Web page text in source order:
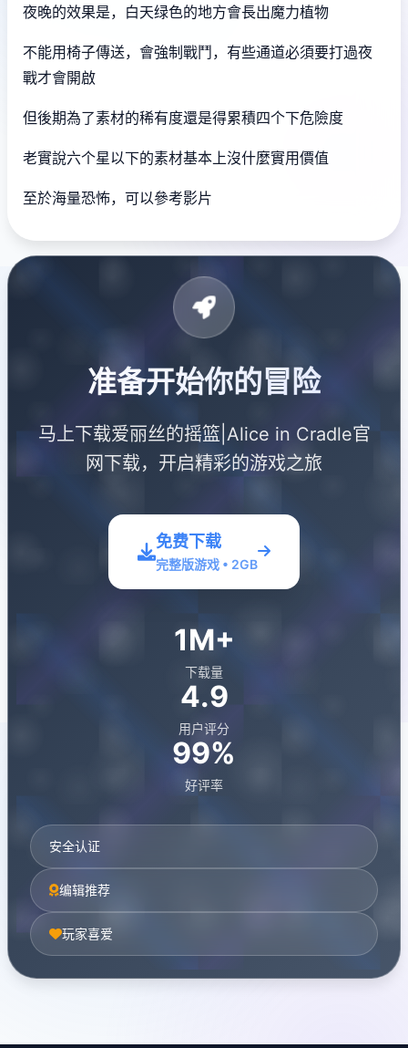
夜晚的效果是，白天绿色的地方會長出魔力植物
不能用椅子傳送，會強制戰鬥，有些通道必須要打過夜
戰才會開啟
但後期為了素材的稀有度還是得累積四个下危險度
老實說六个星以下的素材基本上沒什麼實用價值
至於海量恐怖，可以參考影片
准备开始你的冒险
马上下载爱丽丝的摇篮|Alice in Cradle官
网下载，开启精彩的游戏之旅
免费下载
完整版游戏 • 2GB
1M+
下载量
4.9
用户评分
99%
好评率
安全认证
编辑推荐
玩家喜爱